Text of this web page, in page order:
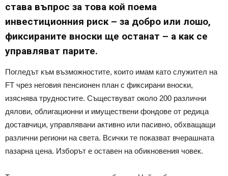
става въпрос за това кой поема
инвестиционния риск – за добро или лошо,
фиксираните вноски ще останат – а как се
управляват парите.
Погледът към възможностите, които имам като служител на
FT чрез неговия пенсионен план с фиксирани вноски,
изяснява трудностите. Съществуват около 200 различни
дялови, облигационни и имуществени фондове от редица
доставчици, управлявани активно или пасивно, обхващащи
различни региони на света. Всички те показват вчерашната
пазарна цена. Изборът е оставен на обикновения човек.